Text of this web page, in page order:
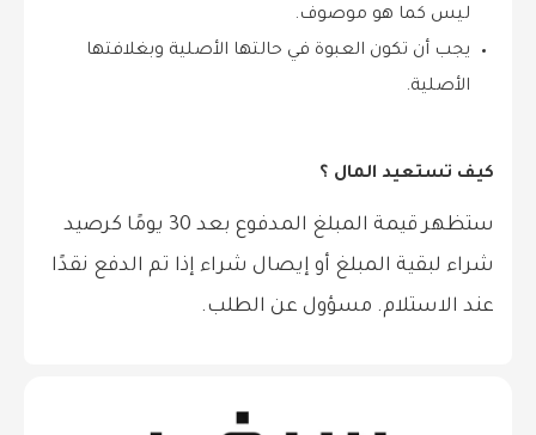
ليس كما هو موصوف.
يجب أن تكون العبوة في حالتها الأصلية وبغلافتها
الأصلية.
كيف تستعيد المال ؟
ستظهر قيمة المبلغ المدفوع بعد 30 يومًا كرصيد
شراء لبقية المبلغ أو إيصال شراء إذا تم الدفع نقدًا
عند الاستلام. مسؤول عن الطلب.